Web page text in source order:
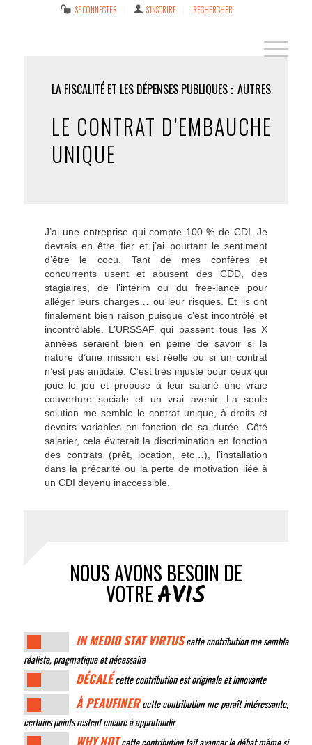
SE CONNECTER S’INSCRIRE RECHERCHER
LA FISCALITÉ ET LES DÉPENSES PUBLIQUES AUTRES
LE CONTRAT D’EMBAUCHE
UNIQUE
J’ai une entreprise qui compte 100 % de CDI. Je
devrais en être fier et j’ai pourtant le sentiment
d’être le cocu. Tant de mes confères et
concurrents usent et abusent des CDD, des
stagiaires, de l’intérim ou du free-lance pour
alléger leurs charges… ou leur risques. Et ils ont
finalement bien raison puisque c’est incontrôlé et
incontrôlable. L’URSSAF qui passent tous les X
années seraient bien en peine de savoir si la
nature d’une mission est réelle ou si un contrat
n’est pas antidaté. C’est très injuste pour ceux qui
joue le jeu et propose à leur salarié une vraie
couverture sociale et un vrai avenir. La seule
solution me semble le contrat unique, à droits et
devoirs variables en fonction de sa durée. Côté
salarier, cela éviterait la discrimination en fonction
des contrats (prêt, location, etc…), l’installation
dans la précarité ou la perte de motivation liée à
un CDI devenu inaccessible.
NOUS AVONS BESOIN DE
VOTREAVIS
IN MEDIO STAT VIRTUScette contribution me semble
réaliste, pragmatique et nécessaire
DÉCALÉcette contribution est originale et innovante
À PEAUFINERcette contribution me paraît intéressante,
certains points restent encore à approfondir
WHY NOTcette contribution fait avancer le débat même si